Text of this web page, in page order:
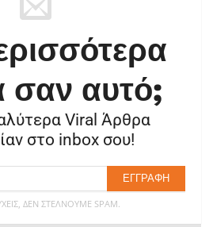
σαν αυτό;
Viral Άρθρα
στο inbox σου!
ΔΕΝ ΣΤΈΛΝΟΥΜΕ SPAM.